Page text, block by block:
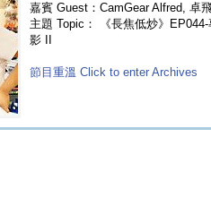
嘉賓 Guest：CamGear Alfred, 卓
主題 Topic： 《長焦低炒》
影 II
節目重溫 Click to enter Archives